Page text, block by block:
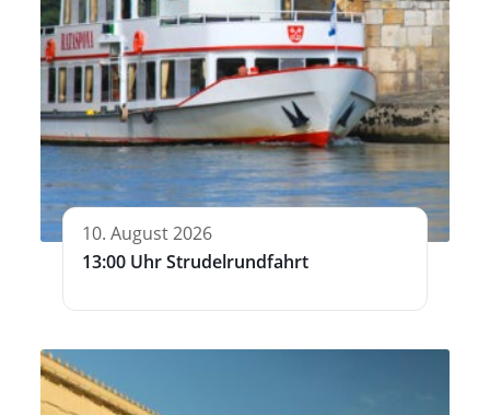
10. August 2026
13:00 Uhr Strudelrundfahrt